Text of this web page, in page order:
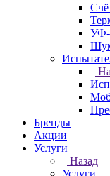
УФ-
Бренды
Акции
Услуги
Назад
Услуги